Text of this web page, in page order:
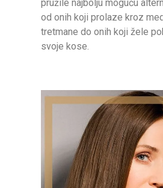
pružile najbolju moguću
od onih koji prolaze kroz
tretmane do onih koji žele
svoje kose.